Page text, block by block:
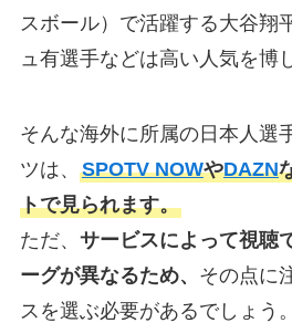
スボール）で活躍する大谷翔
ュ有選手などは高い人気を博
そんな海外に所属の日本人選
ツは、 SPOTV NOWやDAZN
トで見られます。
ただ、 サービスによって視聴
ーグが異なるため、 その点に
スを選ぶ必要があるでしょう。